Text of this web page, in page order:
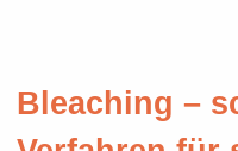
Bleaching –